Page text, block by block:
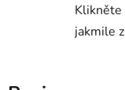
Klikněte
jakmile